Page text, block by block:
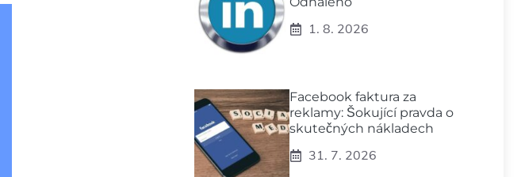
1. 8. 2026
Facebook faktura za
reklamy: Šokující pravda o
skutečných nákladech
31. 7. 2026